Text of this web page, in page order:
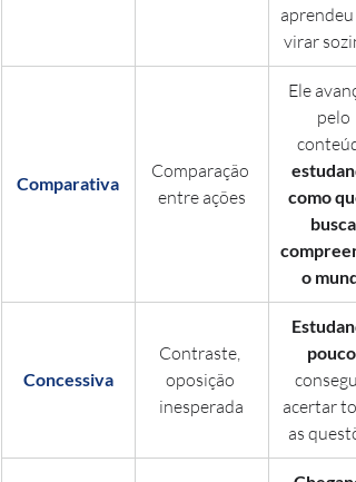
aprendeu
virar
Comparativa
Comparação
entre ações
Ele
pelo
como
busca
o
Concessiva
Contraste,
oposição
inesperada
pouco
acertar
as